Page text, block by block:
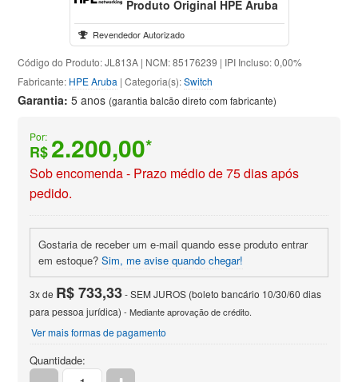
Produto Original HPE Aruba
Revendedor Autorizado
Código do Produto: JL813A | NCM: 85176239 | IPI Incluso: 0,00%
Fabricante: HPE Aruba | Categoria(s):Switch
Garantia:5 anos (garantia balcão direto com fabricante)
Por:
R$2.200,00*
Sob encomenda - Prazo médio de 75 dias após
pedido.
Gostaria de receber um e-mail quando esse produto entrar
em estoque?Sim, me avise quando chegar!
3x de R$ 733,33- SEM JUROS (boleto bancário 10/30/60 dias
para pessoa jurídica) - Mediante aprovação de crédito.
Ver mais formas de pagamento
Quantidade: